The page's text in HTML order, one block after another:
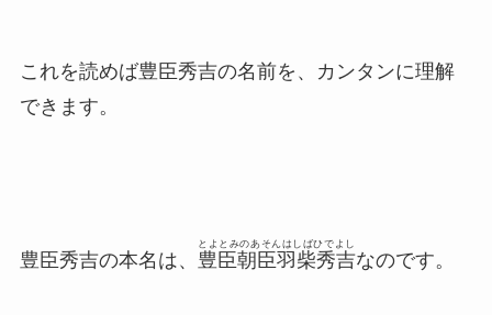
これを読めば豊臣秀吉の名前を、カンタンに理解
できます。
豊臣秀吉の本名は、 豊臣朝臣羽柴秀吉
とよとみのあそんはしばひでよし
なのです。